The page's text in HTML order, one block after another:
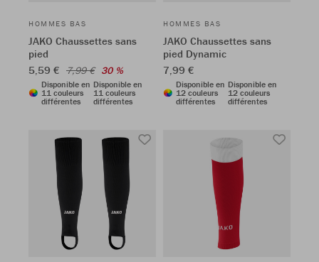
HOMMES BAS
JAKO Chaussettes sans
pied
5,59 € 7,99 € 30 %
Disponible en
11 couleurs
différentes
Disponible en
11 couleurs
différentes
HOMMES BAS
JAKO Chaussettes sans
pied Dynamic
7,99 €
Disponible en
12 couleurs
différentes
Disponible en
12 couleurs
différentes